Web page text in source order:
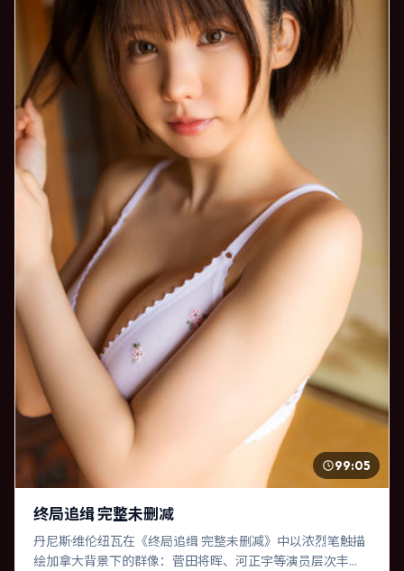
99:05
终局追缉 完整未删减
丹尼斯·维伦纽瓦在《终局追缉 完整未删减》中以浓烈笔触描
绘加拿大背景下的群像：菅田将晖、河正宇等演员层次丰